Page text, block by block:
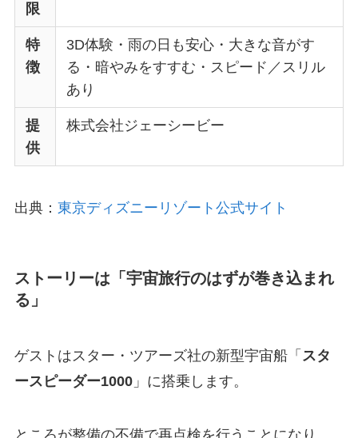
限
特
徴
3D体験・雨の日も安心・大きな音がす
る・暗やみをすすむ・スピード／スリル
あり
提
供
株式会社ジェーシービー
出典： 東京ディズニーリゾート公式サイト
ストーリーは「宇宙旅行のはずが巻き込まれ
る」
ゲストはスター・ツアーズ社の新型宇宙船「 スタ
ースピーダー1000」に搭乗します。